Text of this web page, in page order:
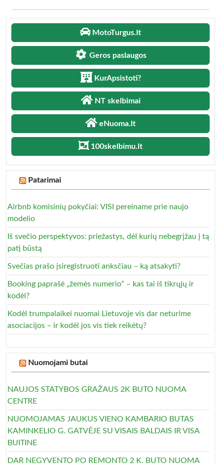
MotoTurgus.lt
Geros paslaugos
KurApsistoti?
NT skelbimai
eNuoma.lt
100skelbimu.lt
Patarimai
Airbnb komisinių pokyčiai: VISI pereiname prie naujo
modelio
Iš svečio perspektyvos: priežastys, dėl kurių nebegrįžau į tą
patį būstą
Svečias prašo įsiregistruoti anksčiau – ką atsakyti?
Booking paprašė „žemės numerio“ – kas tai iš tikrųjų ir
kodėl?
Kodėl trumpalaikei nuomai Lietuvoje vis dar neturime
asociacijos – ir kodėl jos vis tiek reikėtų?
Nuomojami butai
NAUJOS STATYBOS GRAŽAUS 2K BUTO NUOMA
CENTRE
NUOMOJAMAS JAUKUS VIENO KAMBARIO BUTAS
KAMINKELIO G. GATVĖJE SU VISAIS BALDAIS IR VISA
BUITINE
DAR NEGYVENTO PO REMONTO 2 K. BUTO NUOMA